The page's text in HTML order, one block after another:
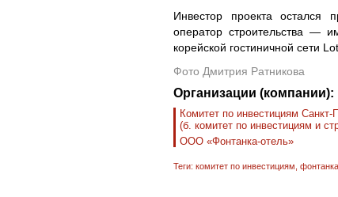
Инвестор проекта
оператор строительства —
корейской гостиничной сети
Фото Дмитрия Ратникова
Организации (компании):
Комитет по инвестициям Санкт-
(б. комитет по инвестициям и
ООО «Фонтанка-отель»
Теги: комитет по инвестициям